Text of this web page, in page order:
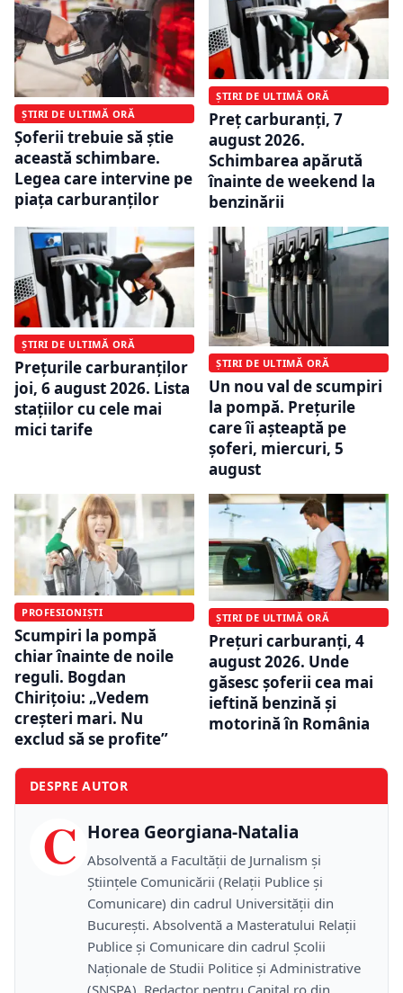
ȘTIRI DE ULTIMĂ ORĂ
Șoferii trebuie să știe
această schimbare.
Legea care intervine pe
piața carburanților
ȘTIRI DE ULTIMĂ ORĂ
Preț carburanți, 7
august 2026.
Schimbarea apărută
înainte de weekend la
benzinării
ȘTIRI DE ULTIMĂ ORĂ
Prețurile carburanților
joi, 6 august 2026. Lista
stațiilor cu cele mai
mici tarife
ȘTIRI DE ULTIMĂ ORĂ
Un nou val de scumpiri
la pompă. Prețurile
care îi așteaptă pe
șoferi, miercuri, 5
august
PROFESIONIȘTI
Scumpiri la pompă
chiar înainte de noile
reguli. Bogdan
Chirițoiu: „Vedem
creșteri mari. Nu
exclud să se profite”
ȘTIRI DE ULTIMĂ ORĂ
Prețuri carburanți, 4
august 2026. Unde
găsesc șoferii cea mai
ieftină benzină și
motorină în România
DESPRE AUTOR
C Horea Georgiana-Natalia
Absolventă a Facultății de Jurnalism și
Științele Comunicării (Relații Publice și
Comunicare) din cadrul Universității din
București. Absolventă a Masteratului Relații
Publice și Comunicare din cadrul Școlii
Naţionale de Studii Politice și Administrative
(SNSPA). Redactor pentru Capital.ro din